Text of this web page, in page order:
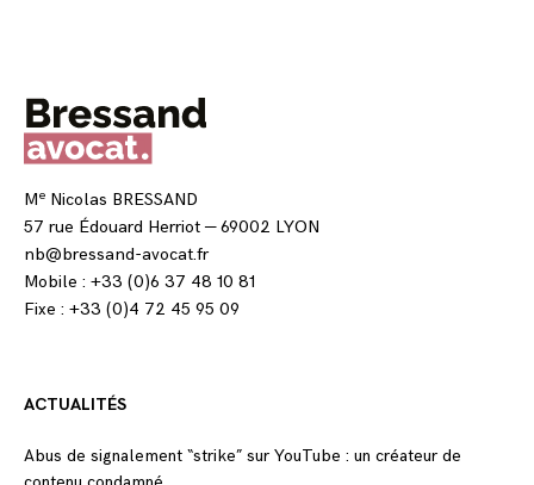
Me Nicolas BRESSAND
57 rue Édouard Herriot — 69002 LYON
nb@bressand-avocat.fr
Mobile : +33 (0)6 37 48 10 81
Fixe : +33 (0)4 72 45 95 09
ACTUALITÉS
Abus de signalement “strike” sur YouTube : un créateur de